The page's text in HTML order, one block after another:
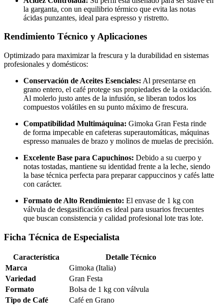
la garganta, con un equilibrio térmico que evita las notas
ácidas punzantes, ideal para espresso y ristretto.
Rendimiento Técnico y Aplicaciones
Optimizado para maximizar la frescura y la durabilidad en sistemas
profesionales y domésticos:
Conservación de Aceites Esenciales: Al presentarse en
grano entero, el café protege sus propiedades de la oxidación.
Al molerlo justo antes de la infusión, se liberan todos los
compuestos volátiles en su punto máximo de frescura.
Compatibilidad Multimáquina: Gimoka Gran Festa rinde
de forma impecable en cafeteras superautomáticas, máquinas
espresso manuales de brazo y molinos de muelas de precisión.
Excelente Base para Capuchinos: Debido a su cuerpo y
notas tostadas, mantiene su identidad frente a la leche, siendo
la base técnica perfecta para preparar cappuccinos y cafés latte
con carácter.
Formato de Alto Rendimiento: El envase de 1 kg con
válvula de desgasificación es ideal para usuarios frecuentes
que buscan consistencia y calidad profesional lote tras lote.
Ficha Técnica de Especialista
Característica
Detalle Técnico
Marca
Gimoka (Italia)
Variedad
Gran Festa
Formato
Bolsa de 1 kg con válvula
Tipo de Café
Café en Grano